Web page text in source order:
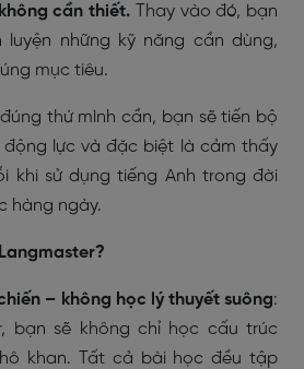
cần thiết. Thay vào đó, bạn
những kỹ năng cần dùng,
mục tiêu.
thứ mình cần, bạn sẽ tiến bộ
động lực và đặc biệt là cảm thấy
khi sử dụng tiếng Anh trong đời
hàng ngày.
– không học lý thuyết suông:
bạn sẽ không chỉ học cấu trúc
khan. Tất cả bài học đều tập